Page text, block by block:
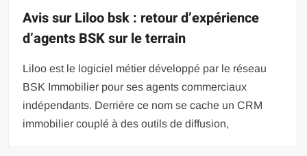
Avis sur Liloo bsk : retour d’expérience
d’agents BSK sur le terrain
Liloo est le logiciel métier développé par le réseau
BSK Immobilier pour ses agents commerciaux
indépendants. Derrière ce nom se cache un CRM
immobilier couplé à des outils de diffusion,